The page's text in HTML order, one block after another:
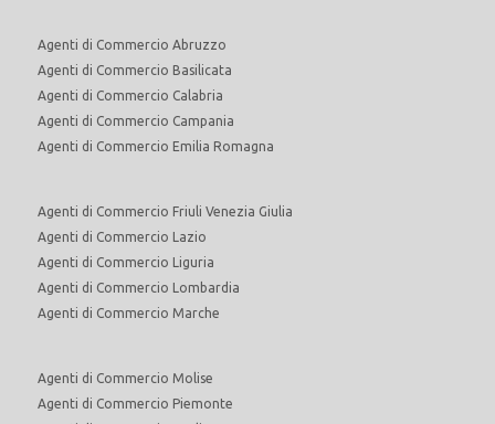
Agenti di Commercio Abruzzo
Agenti di Commercio Basilicata
Agenti di Commercio Calabria
Agenti di Commercio Campania
Agenti di Commercio Emilia Romagna
Agenti di Commercio Friuli Venezia Giulia
Agenti di Commercio Lazio
Agenti di Commercio Liguria
Agenti di Commercio Lombardia
Agenti di Commercio Marche
Agenti di Commercio Molise
Agenti di Commercio Piemonte